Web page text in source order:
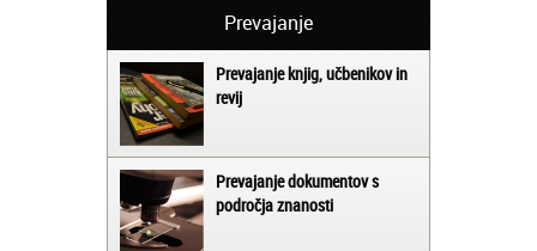
Prevajanje
Prevajanje knjig, učbenikov in
revij
Prevajanje dokumentov s
področja znanosti